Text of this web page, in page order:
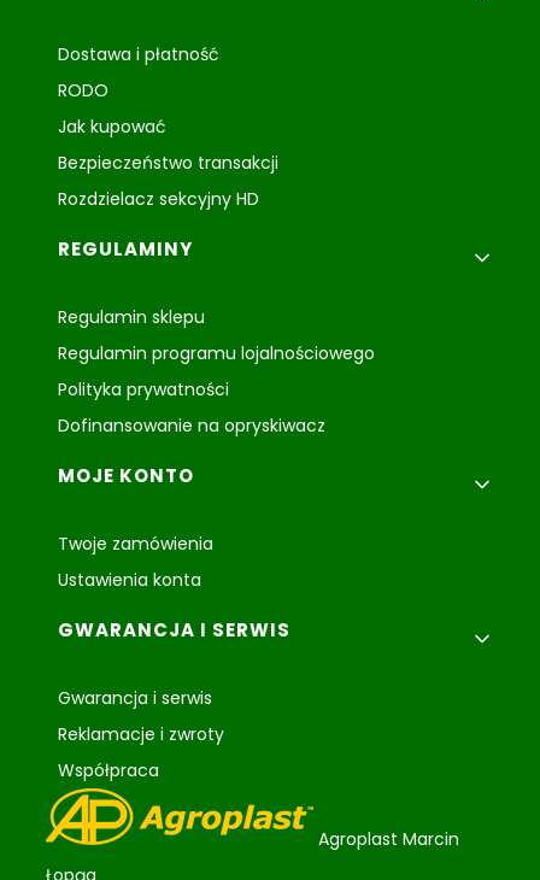
Dostawa i płatność
RODO
Jak kupować
Bezpieczeństwo transakcji
Rozdzielacz sekcyjny HD
REGULAMINY
Regulamin sklepu
Regulamin programu lojalnościowego
Polityka prywatności
Dofinansowanie na opryskiwacz
MOJE KONTO
Twoje zamówienia
Ustawienia konta
GWARANCJA I SERWIS
Gwarancja i serwis
Reklamacje i zwroty
Współpraca
Agroplast Marcin
Łopąg